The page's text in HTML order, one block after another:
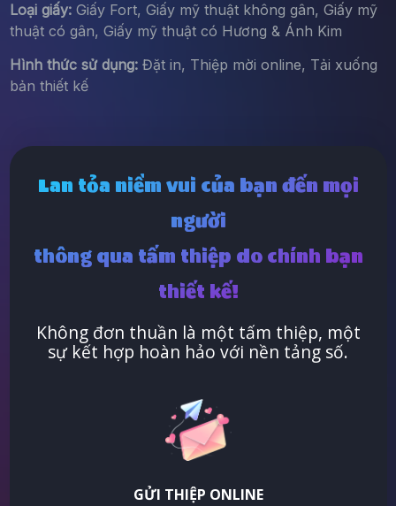
Loại giấy:Giấy Fort, Giấy mỹ thuật không gân, Giấy mỹ
thuật có gân, Giấy mỹ thuật có Hương & Ánh Kim
Hình thức sử dụng:Đặt in, Thiệp mời online, Tải xuống
bản thiết kế
Lan tỏa niềm vui của bạn đến mọi
người
thông qua tấm thiệp do chính bạn
thiết kế!
Không đơn thuần là một tấm thiệp, một
sự kết hợp hoàn hảo với nền tảng số.
GỬI THIỆP ONLINE